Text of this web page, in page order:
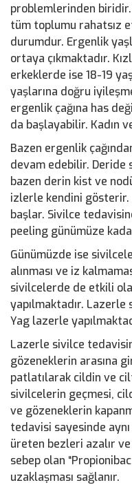
problemlerinden
tüm toplumu rahatsız
durumdur. Ergenlik
ortaya çıkmaktadır.
erkeklerde ise 18-19
yaşlarına doğru
ergenlik çağına has
da başlayabilir. Kadın
Bazen ergenlik
devam edebilir. Deride
bazen derin kist ve
izlerle kendini gösterir.
başlar. Sivilce
peeling günümüze
Günümüzde ise
alınması ve iz
sivilcelerde de etkili
yapılmaktadır.
Yag lazerle
Lazerle sivilce
gözeneklerin arasına
patlatılarak cildin ve
sivilcelerin geçmesi,
ve gözeneklerin
tedavisi sayesinde
üreten bezleri azalır
sebep olan
uzaklaşması sağlanır.